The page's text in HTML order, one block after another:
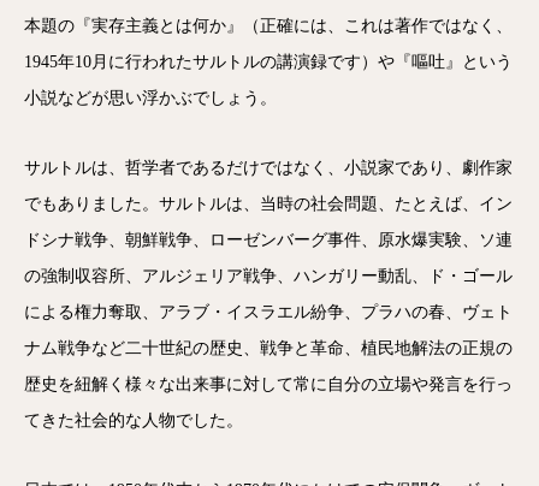
本題の『実存主義とは何か』（正確には、これは著作ではなく、
1945年10月に行われたサルトルの講演録です）や『嘔吐』という
小説などが思い浮かぶでしょう。
サルトルは、哲学者であるだけではなく、小説家であり、劇作家
でもありました。サルトルは、当時の社会問題、たとえば、イン
ドシナ戦争、朝鮮戦争、ローゼンバーグ事件、原水爆実験、ソ連
の強制収容所、アルジェリア戦争、ハンガリー動乱、ド・ゴール
による権力奪取、アラブ・イスラエル紛争、プラハの春、ヴェト
ナム戦争など二十世紀の歴史、戦争と革命、植民地解法の正規の
歴史を紐解く様々な出来事に対して常に自分の立場や発言を行っ
てきた社会的な人物でした。